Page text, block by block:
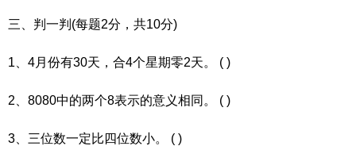
三、判一判(每题2分，共10分)
1、4月份有30天，合4个星期零2天。 ( )
2、8080中的两个8表示的意义相同。 ( )
3、三位数一定比四位数小。 ( )